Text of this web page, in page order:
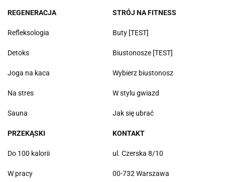
REGENERACJA
Refleksologia
Detoks
Joga na kaca
Na stres
Sauna
STRÓJ NA FITNESS
Buty [TEST]
Biustonosze [TEST]
Wybierz biustonosz
W stylu gwiazd
Jak się ubrać
PRZEKĄSKI
Do 100 kalorii
W pracy
KONTAKT
ul. Czerska 8/10
00-732 Warszawa